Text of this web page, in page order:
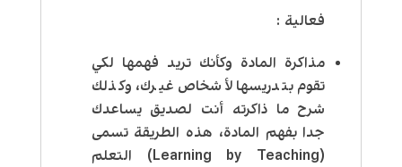
فعالية :
مذاكرة المادة وكأنك تريد فهمها لكي
تقوم بتدريسها لأشخاص غيرك، وكذلك
شرح ما ذاكرته أنت لصديق يساعدك
جدا بفهم المادة، هذه الطريقة تسمى
(Learning by Teaching) التعلم